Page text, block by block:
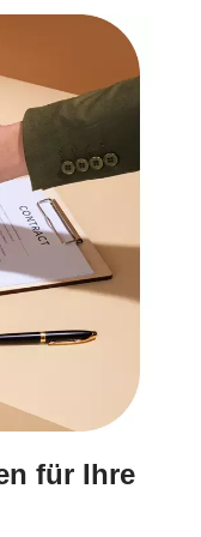
für Ihre